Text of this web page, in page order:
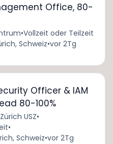
Office, 80-
•Vollzeit oder Teilzeit
Schweiz•vor 2Tg
Officer & IAM
80-100%
USZ•
•
Schweiz•vor 2Tg